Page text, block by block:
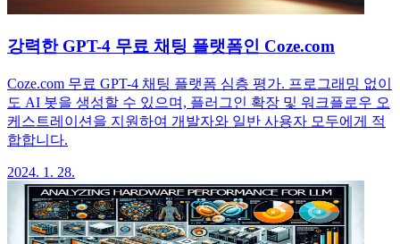
강력한 GPT-4 무료 채팅 플랫폼인 Coze.com
Coze.com 무료 GPT-4 채팅 플랫폼 심층 평가. 프로그래밍 없이
도 AI 봇을 생성할 수 있으며, 플러그인 확장 및 워크플로우 오
케스트레이션을 지원하여 개발자와 일반 사용자 모두에게 적
합합니다.
2024. 1. 28.